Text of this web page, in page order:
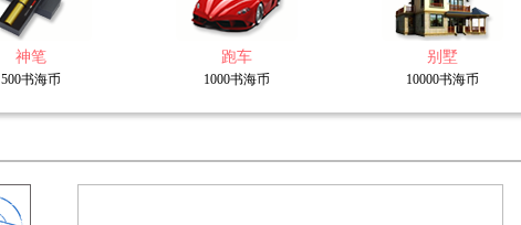
神笔
500书海币
跑车
1000书海币
别墅
10000书海币